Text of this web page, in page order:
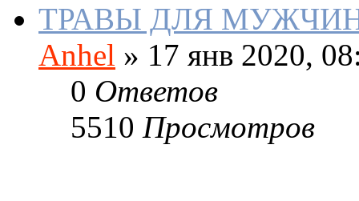
ТРАВЫ ДЛЯ
Anhel » 17 янв 2020,
0 Ответов
5510 Просмотров